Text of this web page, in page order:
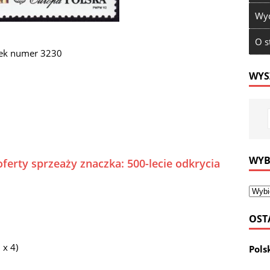
numer 3230
sprzeaży znaczka: 500-lecie odkrycia
x 4)
O